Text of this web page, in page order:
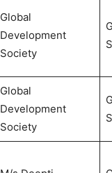
Global
Development
Society
Global
Development
Society